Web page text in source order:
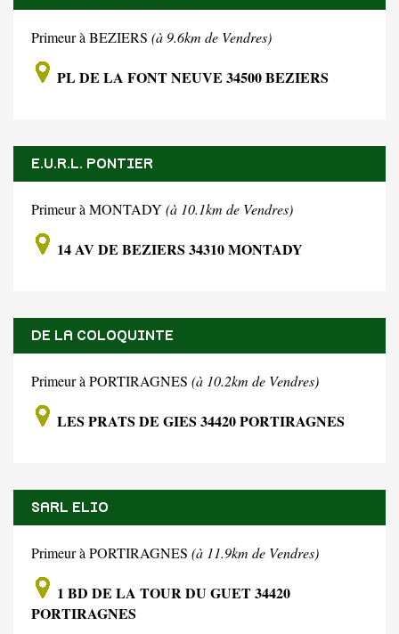
Primeur à BEZIERS (à 9.6km de Vendres)
PL DE LA FONT NEUVE 34500 BEZIERS
E.U.R.L. PONTIER
Primeur à MONTADY (à 10.1km de Vendres)
14 AV DE BEZIERS 34310 MONTADY
DE LA COLOQUINTE
Primeur à PORTIRAGNES (à 10.2km de Vendres)
LES PRATS DE GIES 34420 PORTIRAGNES
SARL ELIO
Primeur à PORTIRAGNES (à 11.9km de Vendres)
1 BD DE LA TOUR DU GUET 34420
PORTIRAGNES